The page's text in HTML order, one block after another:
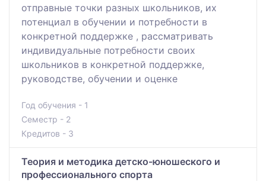
отправные точки разных школьников, их
потенциал в обучении и потребности в
конкретной поддержке , рассматривать
индивидуальные потребности своих
школьников в конкретной поддержке,
руководстве, обучении и оценке
Год обучения - 1
Семестр - 2
Кредитов - 3
Теория и методика детско-юношеского и
профессионального спорта